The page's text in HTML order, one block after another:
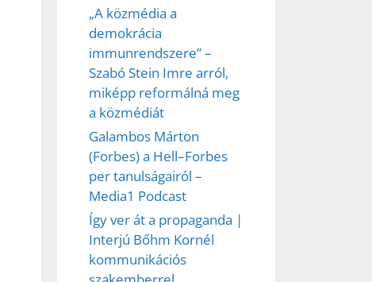
„A közmédia a
demokrácia
immunrendszere” –
Szabó Stein Imre arról,
miképp reformálná meg
a közmédiát
Galambos Márton
(Forbes) a Hell–Forbes
per tanulságairól –
Media1 Podcast
Így ver át a propaganda |
Interjú Bőhm Kornél
kommunikációs